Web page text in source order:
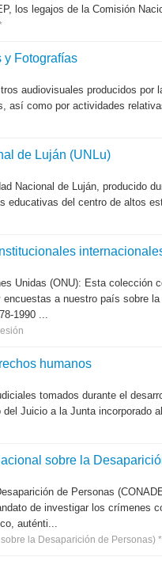
los legajos de la Comisión
y Fotografías
audiovisuales producidos
así como por actividades
de Luján (UNLu)
Nacional de Luján, producido
educativas del centro de altos
Unidas (ONU): Esta colección
a nuestro país sobre
1990 ...
humanos
tomados durante el
Juicio a la Junta incorporado
sobre la
de Personas
de investigar los crímenes
auténti...
la Desaparición de Personas)